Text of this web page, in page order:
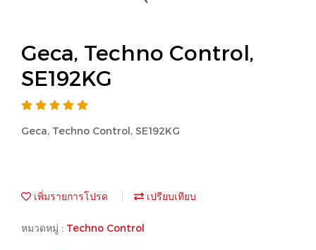
Geca, Techno Control,
SE192KG
Geca, Techno Control, SE192KG
เพิ่มรายการโปรด เปรียบเทียบ
หมวดหมู่ : Techno Control